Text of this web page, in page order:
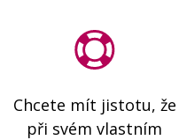
Chcete mít jistotu, že
při svém vlastním